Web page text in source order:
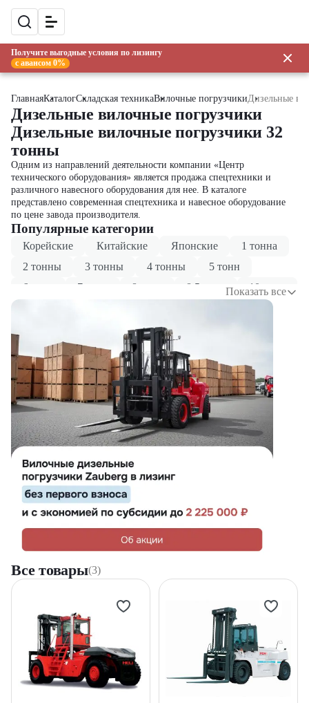
Получите выгодные условия по лизингу
с авансом 0%
ГлавнаяКаталогСкладская техникаВилочные погрузчикиДизельные
Дизельные вилочные погрузчики
Дизельные вилочные погрузчики 32
тонны
Одним из направлений деятельности компании «Центр
технического оборудования» является продажа спецтехники и
различного навесного оборудования для нее. В каталоге
представлено современная спецтехника и навесное оборудование
по цене завода производителя.
Популярные категории
Корейские Китайские Японские
1 тонна
2 тонны
3 тонны 4 тонны
5 тонн
6 тонн
7 тонн 8 тонн 8.5 тонн
10 тонн
20 тонн
25 тонн
28 тонн 30 тонн
37 тонн
40 тонн 43 тонны 46 тонн
Показать все
Все товары(3)